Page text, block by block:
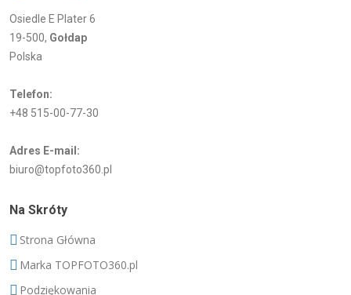
Osiedle E Plater 6
19-500, Gołdap
Polska
Telefon:
+48 515-00-77-30
Adres E-mail:
biuro@topfoto360.pl
Na Skróty
Strona Główna
Marka TOPFOTO360.pl
Podziękowania